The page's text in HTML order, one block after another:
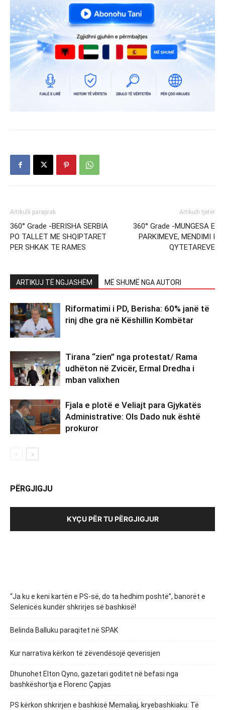
Artikulli paraprak
360° Grade -BERISHA SERBIA
PO TALLET ME SHQIPTARET
PER SHKAK TE RAMES
Artikulli tjetër
360° Grade -MUNGESA E
PARKIMEVE, MENDIMI I
QYTETAREVE
ARTIKUJ TË NGJASHËM MË SHUMË NGA AUTORI
Riformatimi i PD, Berisha: 60% janë të
rinj dhe gra në Këshillin Kombëtar
Tirana “zien” nga protestat/ Rama
udhëton në Zvicër, Ermal Dredha i
mban valixhen
Fjala e plotë e Veliajt para Gjykatës
Administrative: Ols Dado nuk është
prokuror
PËRGJIGJU
KYÇU PËR TU PËRGJIGJUR
“Ja ku e keni kartën e PS-së, do ta hedhim poshtë”, banorët e
Selenicës kundër shkrirjes së bashkisë!
Belinda Balluku paraqitet në SPAK
Kur narrativa kërkon të zëvendësojë qeverisjen
Dhunohet Elton Qyno, gazetari goditet në befasi nga
bashkëshortja e Florenc Çapjas
PS kërkon shkrirjen e bashkisë Memaliaj, kryebashkiaku: Të